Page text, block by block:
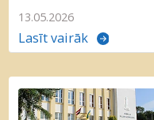
13.05.2026
Lasīt vairāk